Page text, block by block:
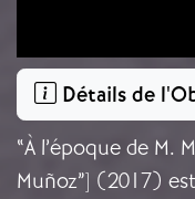
Détails de
“À l’époque de M.
Muñoz”] (2017)